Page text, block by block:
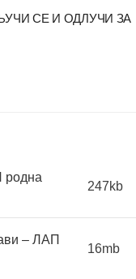
СЕ И ОДЛУЧИ ЗА
родна
247kb
– ЛАП
16mb